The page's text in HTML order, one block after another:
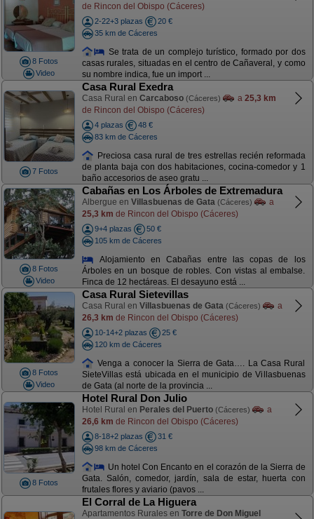
8 Fotos
Video
de Rincon del Obispo (Cáceres)
2-22+3 plazas
20 €
35 km de Cáceres
Se trata de un complejo turístico, formado por dos
casas rurales, situadas en el centro de Cañaveral, y como
su nombre indica, fue un import ...
7 Fotos
Casa Rural Exedra
Casa Rural en Carcaboso (Cáceres) a 25,3 km
de Rincon del Obispo (Cáceres)
4 plazas
48 €
83 km de Cáceres
Preciosa casa rural de tres estrellas recién reformada
de planta baja con dos habitaciones, cocina-comedor y 1
baño accesorios de aseo gratu ...
8 Fotos
Video
Cabañas en Los Árboles de Extremadura
Albergue en Villasbuenas de Gata (Cáceres)
a
25,3 km de Rincon del Obispo (Cáceres)
9+4 plazas
50 €
105 km de Cáceres
Alojamiento en Cabañas entre las copas de los
Árboles en un bosque de robles. Con vistas al embalse.
Finca de 12 hectáreas. El desayuno está ...
8 Fotos
Video
Casa Rural Sietevillas
Casa Rural en Villasbuenas de Gata (Cáceres)
a
26,3 km de Rincon del Obispo (Cáceres)
10-14+2 plazas
25 €
120 km de Cáceres
Venga a conocer la Sierra de Gata…. La Casa Rural
SieteVillas está ubicada en el municipio de Villasbuenas
de Gata (al norte de la provincia ...
8 Fotos
Hotel Rural Don Julio
Hotel Rural en Perales del Puerto (Cáceres)
a
26,6 km de Rincon del Obispo (Cáceres)
8-18+2 plazas
31 €
98 km de Cáceres
Un hotel Con Encanto en el corazón de la Sierra de
Gata. Salón, comedor, jardín, sala de estar, huerta con
frutales flores y aviario (pavos ...
El Corral de La Higuera
Apartamentos Rurales en Torre de Don Miguel